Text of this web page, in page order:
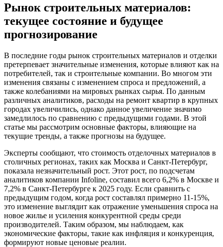
Рынок строительных материалов:
текущее состояние и будущее
прогнозирование
В последние годы рынок строительных материалов и отделки
претерпевает значительные изменения, которые влияют как на
потребителей, так и строительные компании. Во многом эти
изменения связаны с изменением спроса и предложений, а
также колебаниями на мировых рынках сырья. По данным
различных аналитиков, расходы на ремонт квартир в крупных
городах увеличились, однако данное увеличение значимо
замедлилось по сравнению с предыдущими годами. В этой
статье мы рассмотрим основные факторы, влияющие на
текущие тренды, а также прогнозы на будущее.
Эксперты сообщают, что стоимость отделочных материалов в
столичных регионах, таких как Москва и Санкт-Петербург,
показала незначительный рост. Этот рост, по подсчетам
аналитиков компании Infoline, составил всего 6,2% в Москве и
7,2% в Санкт-Петербурге к 2025 году. Если сравнить с
предыдущим годом, когда рост составлял примерно 11-15%,
это изменение выглядит как отражение уменьшения спроса на
новое жилье и усиления конкурентной среды среди
производителей. Таким образом, мы наблюдаем, как
экономические факторы, такие как инфляция и конкуренция,
формируют новые ценовые реалии.